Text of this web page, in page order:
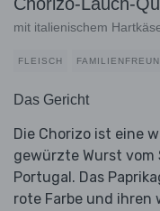
mit italienischem
FLEISCH
Das Gericht
Die Chorizo ist eine
gewürzte Wurst vom
Portugal. Das
rote Farbe und ihren